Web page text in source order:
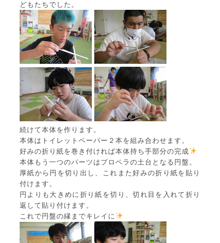
どもたちでした。
続けて本体を作ります。
本体はトイレットペーパー２本を組み合わせます。
好みの折り紙を巻き付ければ本体持ち手部分の完成
本体もう一つのパーツはプロペラの土台となる円盤。
厚紙から円を切り出し、これまた好みの折り紙を貼り
付けます。
円よりも大きめに折り紙を切り、切れ目を入れて折り
返して貼り付けます。
これで円盤の縁までキレイに